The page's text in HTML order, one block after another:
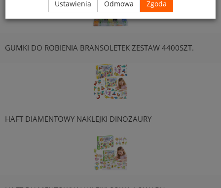
GUMKI DO ROBIENIA BRANSOLETEK ZESTAW 4400SZT.
HAFT DIAMENTOWY NAKLEJKI DINOZAURY
Ustawienia Odmowa Zgoda